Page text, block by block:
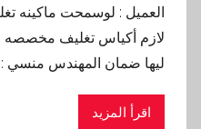
العميل : لوسمحت ماكينه
لازم أكياس تغليف مخصصه
ليها ضمان المهندس منسي :
اقرأ المزيد